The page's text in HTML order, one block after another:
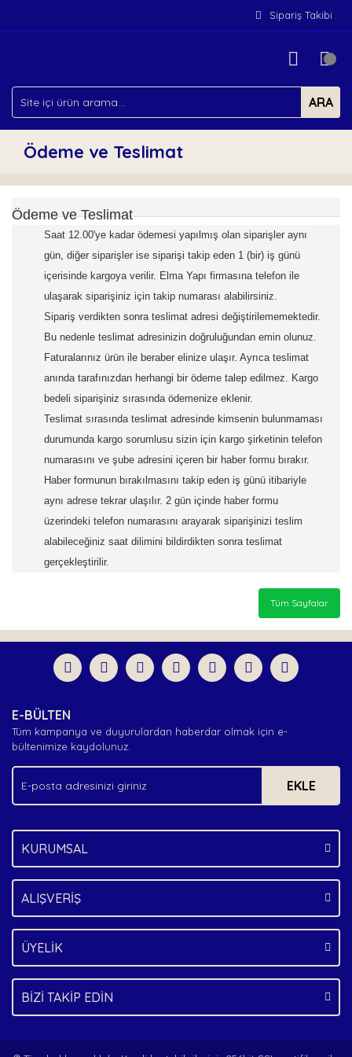
Sipariş Takibi
ARA
Ödeme ve Teslimat
Ödeme ve Teslimat
Saat 12.00'ye kadar ödemesi yapılmış olan siparişler aynı
gün, diğer siparişler ise siparişi takip eden 1 (bir) iş günü
içerisinde kargoya verilir. Elma Yapı firmasına telefon ile
ulaşarak siparişiniz için takip numarası alabilirsiniz.
Sipariş verdikten sonra teslimat adresi değiştirilememektedir.
Bu nedenle teslimat adresinizin doğruluğundan emin olunuz.
Faturalarınız ürün ile beraber elinize ulaşır. Ayrıca teslimat
anında tarafınızdan herhangi bir ödeme talep edilmez. Kargo
bedeli siparişiniz sırasında ödemenize eklenir.
Teslimat sırasında teslimat adresinde kimsenin bulunmaması
durumunda kargo sorumlusu sizin için kargo şirketinin telefon
numarasını ve şube adresini içeren bir haber formu bırakır.
Haber formunun bırakılmasını takip eden iş günü itibariyle
aynı adrese tekrar ulaşılır. 2 gün içinde haber formu
üzerindeki telefon numarasını arayarak siparişinizi teslim
alabileceğiniz saat dilimini bildirdikten sonra teslimat
gerçekleştirilir.
Tüm Sayfalar
E-BÜLTEN
Tüm kampanya ve duyurulardan haberdar olmak için e-
bültenimize kaydolunuz.
EKLE
KURUMSAL
ALIŞVERİŞ
ÜYELİK
BİZİ TAKİP EDİN